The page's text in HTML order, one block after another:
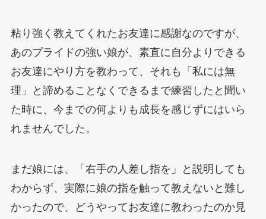
粘り強く教えてくれたお友達に感謝なのですが、
あのプライドの強い娘が、素直に自分よりできる
お友達にやり方を教わって、それも「私には無
理」と諦めることなくできるまで練習したと聞い
た時に、今までの何よりも成長を感じずにはいら
れませんでした。
まだ娘には、「右手の人差し指を」と説明しても
わからず、実際に娘の指を触って教えないと難し
かったので、どうやってお友達に教わったのか見